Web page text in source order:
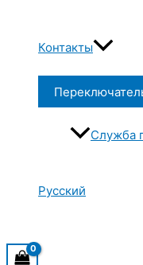
Контакты
Служба
Русский